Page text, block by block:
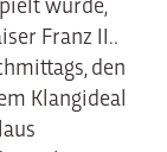
Franz II..
den
Klangideal